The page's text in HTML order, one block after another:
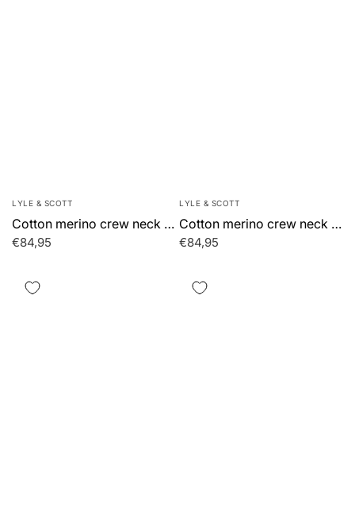
LYLE & SCOTT
Cotton merino crew neck jumper - smoke olive
€84,95
LYLE & SCOTT
Cotton merino crew neck jumper - mid grey marl
€84,95